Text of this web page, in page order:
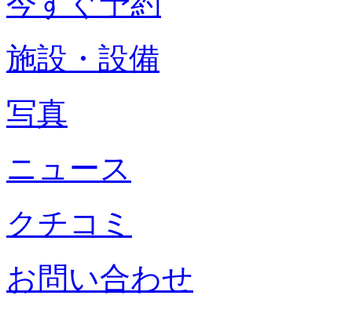
施設・設備
写真
ニュース
クチコミ
お問い合わせ